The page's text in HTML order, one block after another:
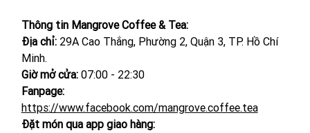
Thông tin Mangrove Coffee & Tea:
Địa chỉ: 29A Cao Thắng, Phường 2, Quận 3, TP. Hồ Chí
Minh.
Giờ mở cửa: 07:00 - 22:30
Fanpage:
https://www.facebook.com/mangrove.coffee.tea
Đặt món qua app giao hàng: